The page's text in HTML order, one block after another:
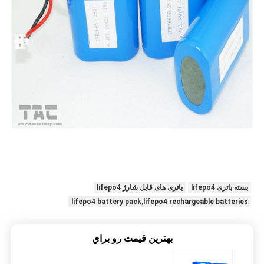
بسته باتری lifepo4
باتری های قابل شارژ lifepo4
lifepo4 battery pack,lifepo4 rechargeable batteries
بهترين قيمت رو براي